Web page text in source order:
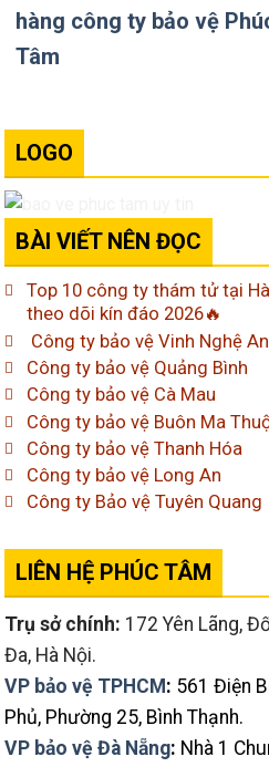
hàng công ty bảo vệ
Tâm
LOGO
BÀI VIẾT NÊN ĐỌC
Top 10 công ty thám tử tại
theo dõi kín đáo 2026🔥
Công ty bảo vệ Vinh Nghệ An
Công ty bảo vệ Quảng Bình
Công ty bảo vệ Cà Mau
Công ty bảo vệ Buôn Ma
Công ty bảo vệ Thanh Hóa
Công ty bảo vệ Long An
Công ty Bảo vệ Tuyên Quang
LIÊN HỆ PHÚC TÂM
Trụ sở chính: 172 Yên Lãng,
Đa, Hà Nội.
VP bảo vệ TPHCM : 561 Điện
Phủ, Phường 25, Bình Thạnh.
VP bảo vệ Đà Nẵng: Nhà 1